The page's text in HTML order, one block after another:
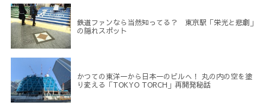
鉄道ファンなら当然知ってる？ 東京駅「栄光と悲劇」
の隠れスポット
かつての東洋一から日本一のビルへ！ 丸の内の空を塗
り変える「TOKYO TORCH」再開発秘話